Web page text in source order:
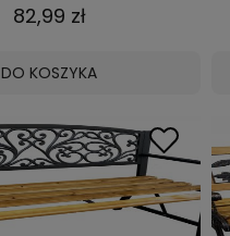
82,99 zł
DO KOSZYKA